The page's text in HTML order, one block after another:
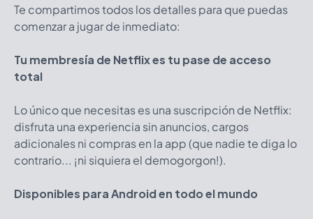
Te compartimos todos los detalles para que puedas
comenzar a jugar de inmediato:
Tu membresía de Netflix es tu pase de acceso
total
Lo único que necesitas es una suscripción de Netflix:
disfruta una experiencia sin anuncios, cargos
adicionales ni compras en la app (que nadie te diga lo
contrario... ¡ni siquiera el demogorgon!).
Disponibles para Android en todo el mundo